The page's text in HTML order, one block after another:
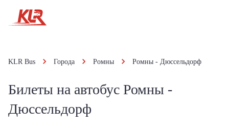
KLR Bus Города Ромны Ромны - Дюссельдорф
Билеты на автобус Ромны -
Дюссельдорф